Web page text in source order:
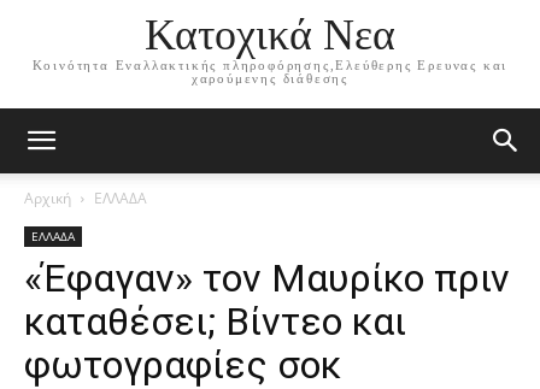
Κατοχικά Νεα
Κοινότητα Εναλλακτικής πληροφόρησης,Ελεύθερης Ερευνας και
χαρούμενης διάθεσης
Αρχική ΕΛΛΑΔΑ
ΕΛΛΑΔΑ
«Έφαγαν» τον Μαυρίκο πριν
καταθέσει; Βίντεο και
φωτογραφίες σοκ